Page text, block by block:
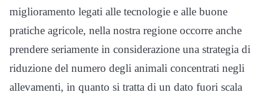
miglioramento legati alle tecnologie e alle buone
pratiche agricole, nella nostra regione occorre anche
prendere seriamente in considerazione una strategia di
riduzione del numero degli animali concentrati negli
allevamenti, in quanto si tratta di un dato fuori scala